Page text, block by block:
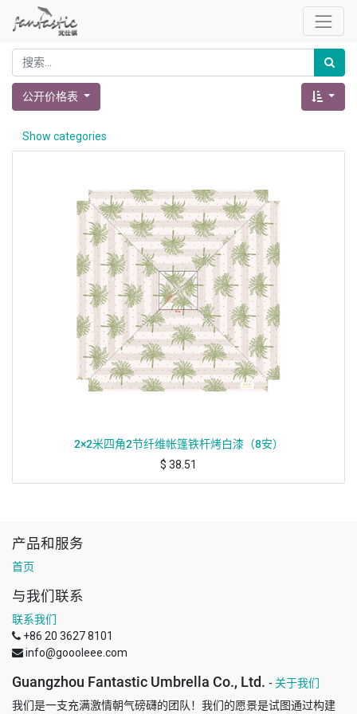
公开价格表
Show categories
2×2米四角2节纤维帐篷铁杆烤白漆（8安）
$ 38.51
产品和服务
首页
与我们联系
联系我们
+86 20 3627 8101
info@goooleee.com
Guangzhou Fantastic Umbrella Co., Ltd. - 关于我们
我们是一支充满激情朝气磅礴的团队！我们的愿景是试图通过构建